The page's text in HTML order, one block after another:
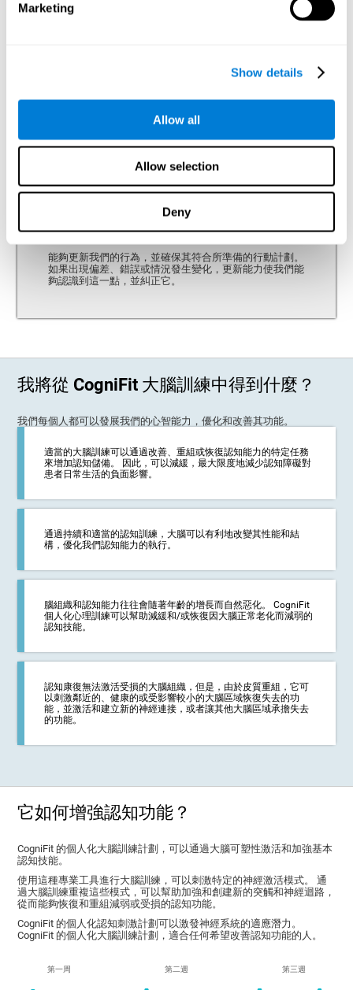
Marketing
Show details
Allow all
Allow selection
Deny
種需求做出反應的能力。 分離專注是一種同時性注意
多個任務。
抑制能力
能夠抑製或控制衝動（或自動）反應，並產生由注意力和
自動反應，用更合理的反應適應情況。
更新能力
能夠更新我們的行為，並確保其符合所準備的行動計劃。
如果出現偏差、錯誤或情況發生變化，更新能力使我們能
夠認識到這一點，並糾正它。
我將從 CogniFit 大腦訓練中得到什麼？
我們每個人都可以發展我們的心智能力，優化和改善其功能。
適當的大腦訓練可以通過改善、重組或恢復認知能力的特定任務
來增加認知儲備。 因此，可以減緩，最大限度地減少認知障礙對
患者日常生活的負面影響。
通過持續和適當的認知訓練，大腦可以有利地改變其性能和結
構，優化我們認知能力的執行。
腦組織和認知能力往往會隨著年齡的增長而自然惡化。 CogniFit
個人化心理訓練可以幫助減緩和/或恢復因大腦正常老化而減弱的
認知技能。
認知康復無法激活受損的大腦組織，但是，由於皮質重組，它可
以刺激鄰近的、健康的或受影響較小的大腦區域恢復失去的功
能，並激活和建立新的神經連接，或者讓其他大腦區域承擔失去
的功能。
它如何增強認知功能？
CogniFit 的個人化大腦訓練計劃，可以通過大腦可塑性激活和加強基本
認知技能。
使用這種專業工具進行大腦訓練，可以刺激特定的神經激活模式。 通
過大腦訓練重複這些模式，可以幫助加強和創建新的突觸和神經迴路，
從而能夠恢復和重組減弱或受損的認知功能。
CogniFit 的個人化認知刺激計劃可以激發神經系統的適應潛力。
CogniFit 的個人化大腦訓練計劃，適合任何希望改善認知功能的人。
第一周 第二週 第三週